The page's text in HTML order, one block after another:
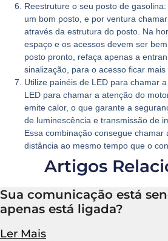
Reestruture o seu posto de gasolina:
um bom posto, e por ventura
através da estrutura do posto. Na
espaço e os acessos devem ser
posto pronto, refaça apenas a
sinalização, para o acesso ficar
Utilize painéis de LED para chamar
LED para chamar a atenção do
emite calor, o que garante a
de luminescência e transmissão de
Essa combinação consegue chamar
distância ao mesmo tempo que o
Artigos
Sua comunicação está
apenas está ligada?
Ler Mais